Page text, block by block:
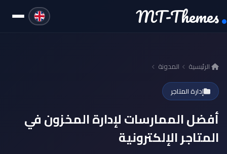
MT-Themes
الرئيسية المدونة
إدارة المتاجر
أفضل الممارسات لإدارة المخزون في
المتاجر الإلكترونية